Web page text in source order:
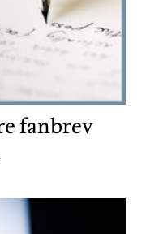
fanbrev